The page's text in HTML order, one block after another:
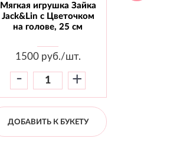
Мягкая игрушка Зайка
Jack&Lin с Цветочком
на голове, 25 см
1500руб./шт.
- +
ДОБАВИТЬ К БУКЕТУ